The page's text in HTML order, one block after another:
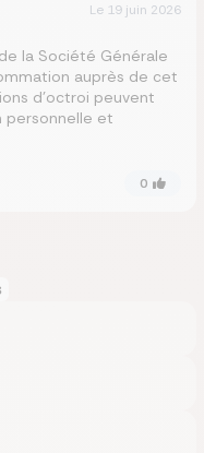
Le 19 juin 2026
la Société Générale
auprès de cet
d’octroi peuvent
personnelle et
0